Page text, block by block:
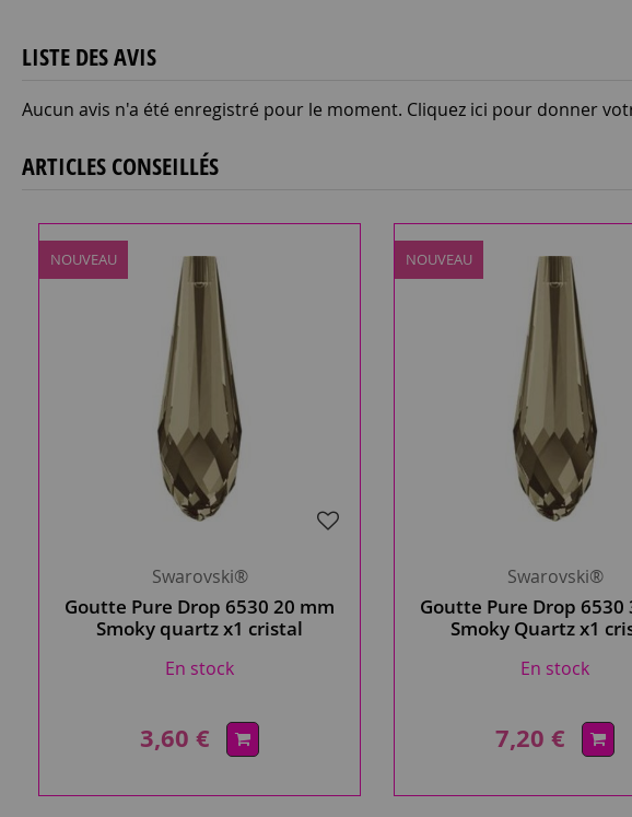
LISTE DES AVIS
Aucun avis n'a été enregistré pour le moment. Cliquez ici pour donner
ARTICLES CONSEILLÉS
NOUVEAU
Swarovski®
Goutte Pure Drop 6530 20 mm
Smoky quartz x1 cristal
En stock
3,60 €
NOUVEAU
Swarovski®
Goutte Pure Drop 6530
Smoky Quartz x1
En stock
7,20 €